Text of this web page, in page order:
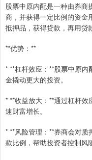
股票中原内配是一种由券商
商，并获得一定比例的资金
抵押品，获得贷款，再用贷
**优势：**
* **杠杆效应：**股票中原
金撬动更大的投资。
* **收益放大：**通过杠杆
速财富增长。
* **风险管理：**券商会对
款比例，帮助投资者控制风